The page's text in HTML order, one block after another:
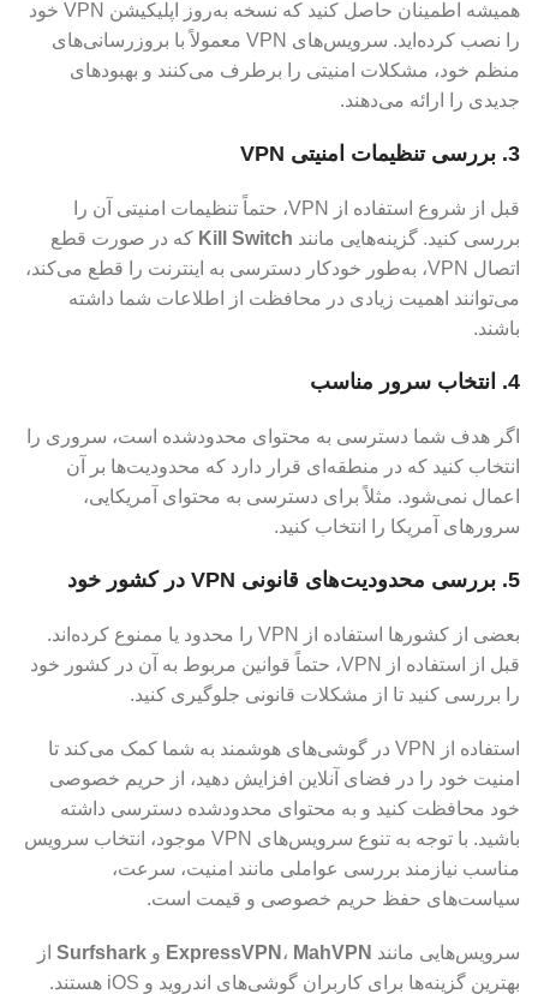
همیشه اطمینان حاصل کنید که نسخه به‌روز اپلیکیشن VPN خود
را نصب کرده‌اید. سرویس‌های VPN معمولاً با بروزرسانی‌های
منظم خود، مشکلات امنیتی را برطرف می‌کنند و بهبودهای
جدیدی را ارائه می‌دهند.
3. بررسی تنظیمات امنیتی VPN
قبل از شروع استفاده از VPN، حتماً تنظیمات امنیتی آن را
بررسی کنید. گزینه‌هایی مانند Kill Switch که در صورت قطع
اتصال VPN، به‌طور خودکار دسترسی به اینترنت را قطع می‌کند،
می‌توانند اهمیت زیادی در محافظت از اطلاعات شما داشته
باشند.
4. انتخاب سرور مناسب
اگر هدف شما دسترسی به محتوای محدودشده است، سروری را
انتخاب کنید که در منطقه‌ای قرار دارد که محدودیت‌ها بر آن
اعمال نمی‌شود. مثلاً برای دسترسی به محتوای آمریکایی،
سرورهای آمریکا را انتخاب کنید.
5. بررسی محدودیت‌های قانونی VPN در کشور خود
بعضی از کشورها استفاده از VPN را محدود یا ممنوع کرده‌اند.
قبل از استفاده از VPN، حتماً قوانین مربوط به آن در کشور خود
را بررسی کنید تا از مشکلات قانونی جلوگیری کنید.
استفاده از VPN در گوشی‌های هوشمند به شما کمک می‌کند تا
امنیت خود را در فضای آنلاین افزایش دهید، از حریم خصوصی
خود محافظت کنید و به محتوای محدودشده دسترسی داشته
باشید. با توجه به تنوع سرویس‌های VPN موجود، انتخاب سرویس
مناسب نیازمند بررسی عواملی مانند امنیت، سرعت،
سیاست‌های حفظ حریم خصوصی و قیمت است.
سرویس‌هایی مانند ExpressVPN ، MahVPN و Surfshark از
بهترین گزینه‌ها برای کاربران گوشی‌های اندروید و iOS هستند.